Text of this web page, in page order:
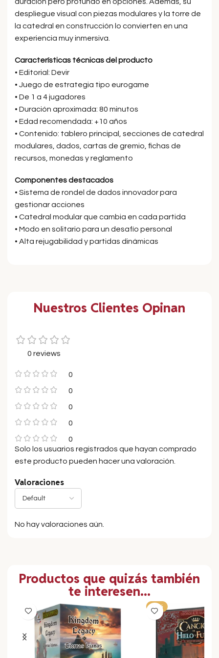
despliegue visual con piezas modulares y la torre de
la catedral en construcción lo convierten en una
experiencia muy inmersiva.
Características técnicas del producto
• Editorial: Devir
• Juego de estrategia tipo eurogame
• De 1 a 4 jugadores
• Duración aproximada: 80 minutos
• Edad recomendada: +10 años
• Contenido: tablero principal, secciones de catedral
modulares, dados, cartas de gremio, fichas de
recursos, monedas y reglamento
Componentes destacados
• Sistema de rondel de dados innovador para
gestionar acciones
• Catedral modular que cambia en cada partida
• Modo en solitario para un desafío personal
• Alta rejugabilidad y partidas dinámicas
Nuestros Clientes Opinan
0 reviews
0
0
0
0
0
Valoraciones
No hay valoraciones aún.
Solo los usuarios registrados que hayan comprado
este producto pueden hacer una valoración.
Productos que quizás también
te interesen...
-50%